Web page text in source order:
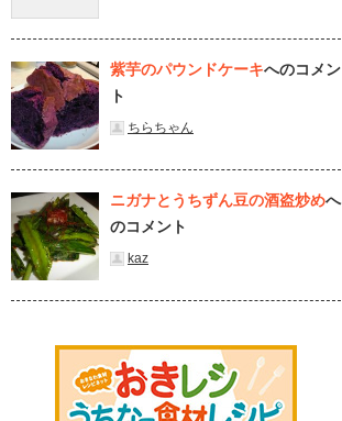
紫芋のパウンドケーキへのコメン
ト
ちらちゃん
ニガナとうちずん豆の酒盗炒めへ
のコメント
kaz